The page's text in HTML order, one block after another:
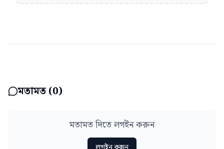
মতামত (0)
মতামত দিতে লগইন করুন